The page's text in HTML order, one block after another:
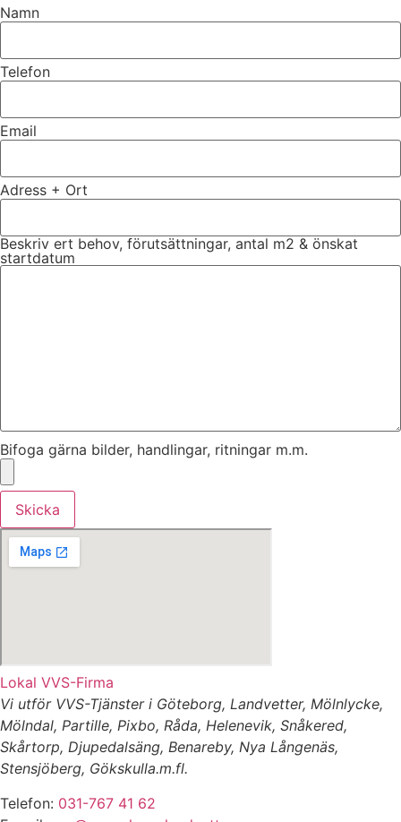
Namn
Telefon
Email
Adress + Ort
Beskriv ert behov, förutsättningar, antal m2 & önskat
startdatum
Bifoga gärna bilder, handlingar, ritningar m.m.
Skicka
Lokal VVS-Firma
Vi utför VVS-Tjänster i Göteborg, Landvetter, Mölnlycke,
Mölndal, Partille, Pixbo, Råda, Helenevik, Snåkered,
Skårtorp, Djupedalsäng, Benareby, Nya Långenäs,
Stensjöberg, Gökskulla.m.fl.
Telefon: 031-767 41 62